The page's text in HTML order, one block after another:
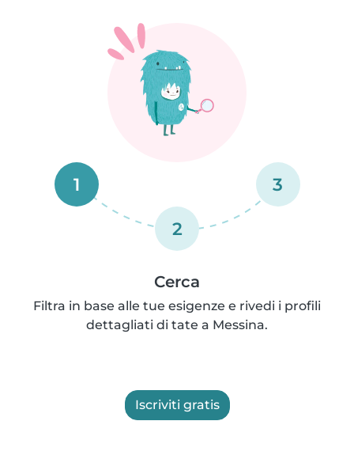
1
2
3
Cerca
Filtra in base alle tue esigenze e rivedi i profili
dettagliati di tate a Messina.
Iscriviti gratis